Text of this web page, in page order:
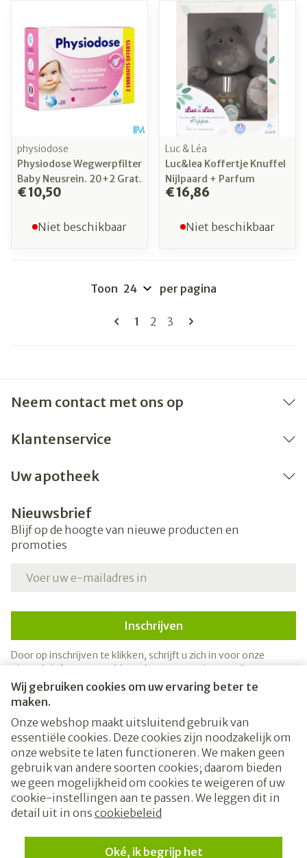
Wij gebruiken cookies om uw ervaring beter te
maken.
Onze webshop maakt uitsluitend gebruik van
essentiële cookies. Deze cookies zijn noodzakelijk om
onze website te laten functioneren. We maken geen
gebruik van andere soorten cookies; daarom bieden
we geen mogelijkheid om cookies te weigeren of uw
cookie-instellingen aan te passen. We leggen dit in
detail uit in ons cookiebeleid
Oké, ik begrijp het
physiodose
Physiodose Wegwerpfilter
Baby Neusrein. 20+2 Grat.
€ 10,50
Niet beschikbaar
Luc & Léa
Luc&lea Koffertje Knuffel
Nijlpaard + Parfum
€ 16,86
Niet beschikbaar
Pagina's
U lees momenteel pagina
1 Pagina
2 Pagina
3
Toon per pagina
Neem contact met ons op
Klantenservice
Uw apotheek
Nieuwsbrief
Blijf op de hoogte van nieuwe producten en
promoties
Inschrijven
Door op inschrijven te klikken, schrijft u zich in voor onze
nieuwsbrief en gaat u akkoord met onzeprivacy policy.
Juridische links